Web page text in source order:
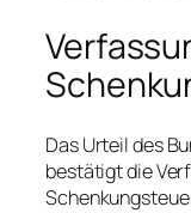
Das Urteil des
bestätigt die